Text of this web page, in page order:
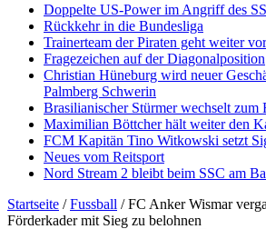
Doppelte US-Power im Angriff des
Rückkehr in die Bundesliga
Trainerteam der Piraten geht weiter
Fragezeichen auf der Diagonalposition
Christian Hüneburg wird neuer
Palmberg Schwerin
Brasilianischer Stürmer wechselt zum
Maximilian Böttcher hält weiter den
FCM Kapitän Tino Witkowski setzt
Neues vom Reitsport
Nord Stream 2 bleibt beim SSC am
Startseite / Fussball / FC Anker Wismar
Förderkader mit Sieg zu belohnen